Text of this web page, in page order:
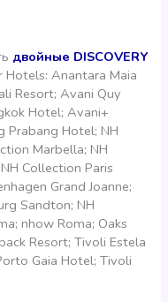
двойные DISCOVERY
Hotels: Anantara Maia
Resort; Avani Quy
Hotel; Avani+
Prabang Hotel; NH
Marbella; NH
Collection Paris
Grand Joanne;
Sandton; NH
nhow Roma; Oaks
Resort; Tivoli Estela
Gaia Hotel; Tivoli